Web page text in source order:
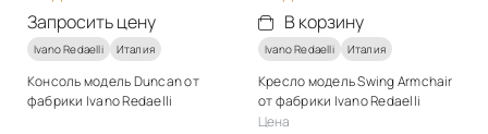
Запросить цену
Ivano Redaelli Италия
Консоль модель Duncan от
фабрики Ivano Redaelli
В корзину
Ivano Redaelli Италия
Кресло модель Swing Armchair
от фабрики Ivano Redaelli
Цена